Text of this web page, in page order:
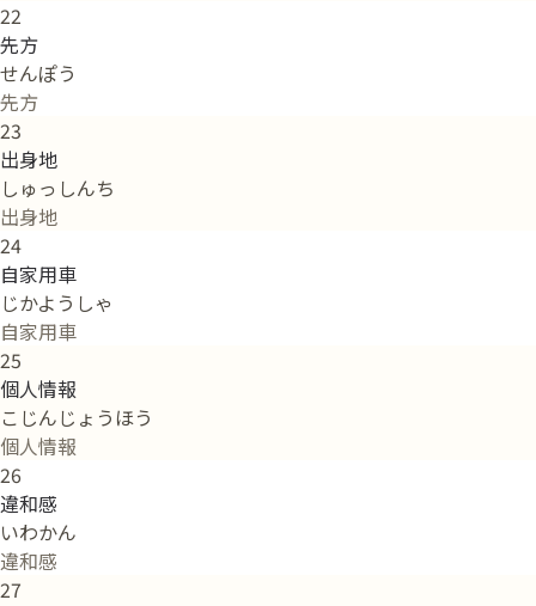
22
先方
せんぽう
先方
23
出身地
しゅっしんち
出身地
24
自家用車
じかようしゃ
自家用車
25
個人情報
こじんじょうほう
個人情報
26
違和感
いわかん
違和感
27